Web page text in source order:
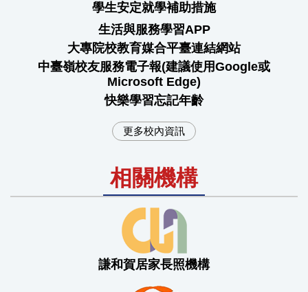
學生安定就學補助措施
生活與服務學習APP
大專院校教育媒合平臺連結網站
中臺嶺校友服務電子報(建議使用Google或
Microsoft Edge)
快樂學習忘記年齡
更多校內資訊
相關機構
謙和賀居家長照機構